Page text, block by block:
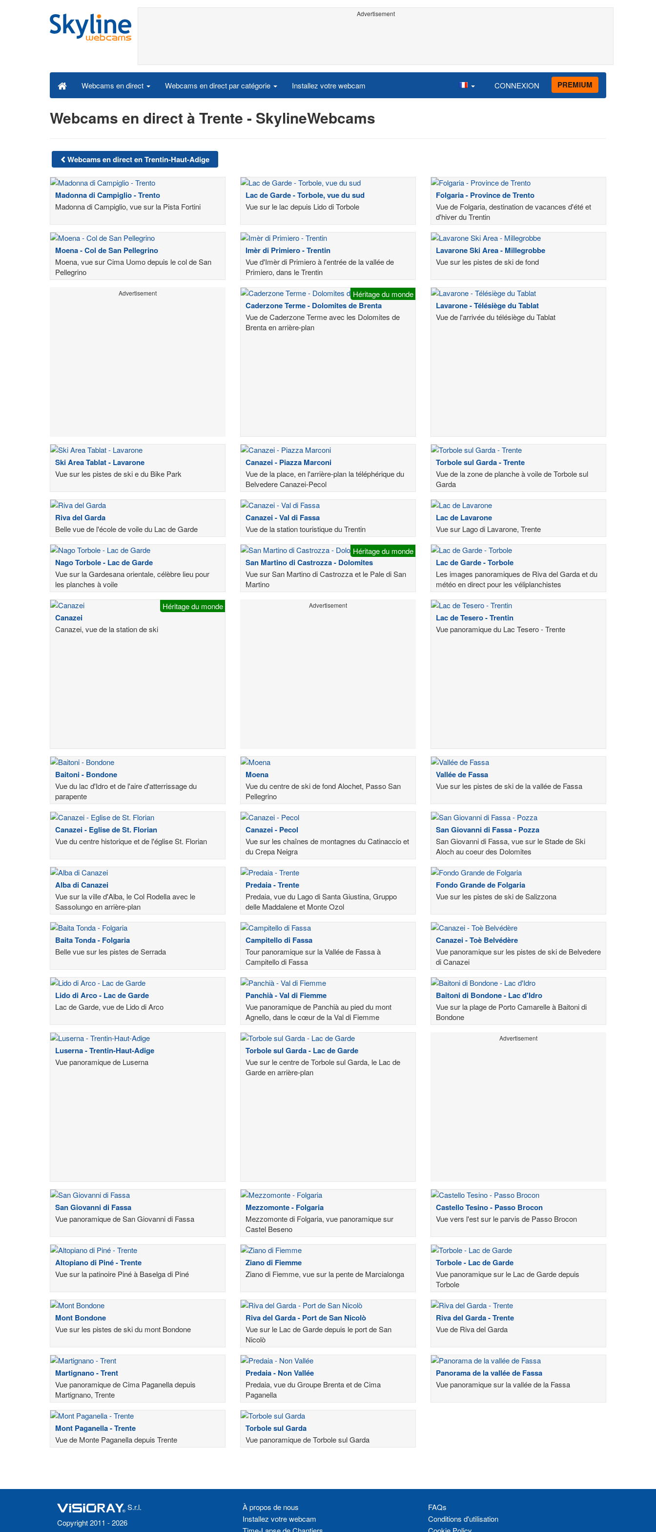
Advertisement
Webcams en direct Webcams en direct par catégorie Installez votre webcam CONNEXION PREMIUM
Webcams en direct à Trente - SkylineWebcams
Webcams en direct en Trentin-Haut-Adige
Madonna di Campiglio - Trento
Madonna di Campiglio, vue sur la Pista Fortini
Lac de Garde - Torbole, vue du sud
Vue sur le lac depuis Lido di Torbole
Folgaria - Province de Trento
Vue de Folgaria, destination de vacances d'été et
d'hiver du Trentin
Moena - Col de San Pellegrino
Moena, vue sur Cima Uomo depuis le col de San
Pellegrino
Imèr di Primiero - Trentin
Vue d'Imèr di Primiero à l'entrée de la vallée de
Primiero, dans le Trentin
Lavarone Ski Area - Millegrobbe
Vue sur les pistes de ski de fond
Advertisement Héritage du monde
Caderzone Terme - Dolomites de Brenta
Vue de Caderzone Terme avec les Dolomites de
Brenta en arrière-plan
Lavarone - Télésiège du Tablat
Vue de l'arrivée du télésiège du Tablat
Ski Area Tablat - Lavarone
Vue sur les pistes de ski e du Bike Park
Canazei - Piazza Marconi
Vue de la place, en l'arrière-plan la téléphérique du
Belvedere Canazei-Pecol
Torbole sul Garda - Trente
Vue de la zone de planche à voile de Torbole sul
Garda
Riva del Garda
Belle vue de l'école de voile du Lac de Garde
Canazei - Val di Fassa
Vue de la station touristique du Trentin
Lac de Lavarone
Vue sur Lago di Lavarone, Trente
Nago Torbole - Lac de Garde
Vue sur la Gardesana orientale, célèbre lieu pour
les planches à voile
Héritage du monde
San Martino di Castrozza - Dolomites
Vue sur San Martino di Castrozza et le Pale di San
Martino
Lac de Garde - Torbole
Les images panoramiques de Riva del Garda et du
météo en direct pour les véliplanchistes
Héritage du monde
Canazei
Canazei, vue de la station de ski
Advertisement
Lac de Tesero - Trentin
Vue panoramique du Lac Tesero - Trente
Baitoni - Bondone
Vue du lac d'Idro et de l'aire d'atterrissage du
parapente
Moena
Vue du centre de ski de fond Alochet, Passo San
Pellegrino
Vallée de Fassa
Vue sur les pistes de ski de la vallée de Fassa
Canazei - Eglise de St. Florian
Vue du centre historique et de l'église St. Florian
Canazei - Pecol
Vue sur les chaînes de montagnes du Catinaccio et
du Crepa Neigra
San Giovanni di Fassa - Pozza
San Giovanni di Fassa, vue sur le Stade de Ski
Aloch au coeur des Dolomites
Alba di Canazei
Vue sur la ville d'Alba, le Col Rodella avec le
Sassolungo en arrière-plan
Predaia - Trente
Predaia, vue du Lago di Santa Giustina, Gruppo
delle Maddalene et Monte Ozol
Fondo Grande de Folgaria
Vue sur les pistes de ski de Salizzona
Baita Tonda - Folgaria
Belle vue sur les pistes de Serrada
Campitello di Fassa
Tour panoramique sur la Vallée de Fassa à
Campitello di Fassa
Canazei - Toè Belvédère
Vue panoramique sur les pistes de ski de Belvedere
di Canazei
Lido di Arco - Lac de Garde
Lac de Garde, vue de Lido di Arco
Panchià - Val di Fiemme
Vue panoramique de Panchià au pied du mont
Agnello, dans le cœur de la Val di Fiemme
Baitoni di Bondone - Lac d'Idro
Vue sur la plage de Porto Camarelle à Baitoni di
Bondone
Luserna - Trentin-Haut-Adige
Vue panoramique de Luserna
Torbole sul Garda - Lac de Garde
Vue sur le centre de Torbole sul Garda, le Lac de
Garde en arrière-plan
Advertisement
San Giovanni di Fassa
Vue panoramique de San Giovanni di Fassa
Mezzomonte - Folgaria
Mezzomonte di Folgaria, vue panoramique sur
Castel Beseno
Castello Tesino - Passo Brocon
Vue vers l'est sur le parvis de Passo Brocon
Altopiano di Piné - Trente
Vue sur la patinoire Piné à Baselga di Piné
Ziano di Fiemme
Ziano di Fiemme, vue sur la pente de Marcialonga
Torbole - Lac de Garde
Vue panoramique sur le Lac de Garde depuis
Torbole
Mont Bondone
Vue sur les pistes de ski du mont Bondone
Riva del Garda - Port de San Nicolò
Vue sur le Lac de Garde depuis le port de San
Nicolò
Riva del Garda - Trente
Vue de Riva del Garda
Martignano - Trent
Vue panoramique de Cima Paganella depuis
Martignano, Trente
Predaia - Non Vallée
Predaia, vue du Groupe Brenta et de Cima
Paganella
Panorama de la vallée de Fassa
Vue panoramique sur la vallée de la Fassa
Mont Paganella - Trente
Vue de Monte Paganella depuis Trente
Torbole sul Garda
Vue panoramique de Torbole sul Garda
S.r.l.
Copyright 2011 - 2026
À propos de nous
Installez votre webcam
FAQs
Conditions d'utilisation